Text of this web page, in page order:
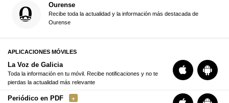
Ourense
Recibe toda la actualidad y la información más destacada de
Ourense
APLICACIONES MÓVILES
La Voz de Galicia
Toda la información en tu móvil. Recibe notificaciones y no te
pierdas la actualidad más relevante
Periódico en PDF